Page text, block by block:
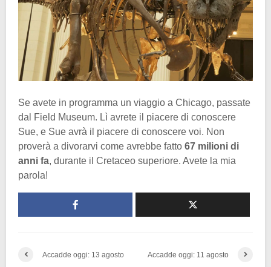
Se avete in programma un viaggio a Chicago, passate
dal Field Museum. Lì avrete il piacere di conoscere
Sue, e Sue avrà il piacere di conoscere voi. Non
proverà a divorarvi come avrebbe fatto 67 milioni di
anni fa, durante il Cretaceo superiore. Avete la mia
parola!
Accadde oggi: 13 agosto Accadde oggi: 11 agosto